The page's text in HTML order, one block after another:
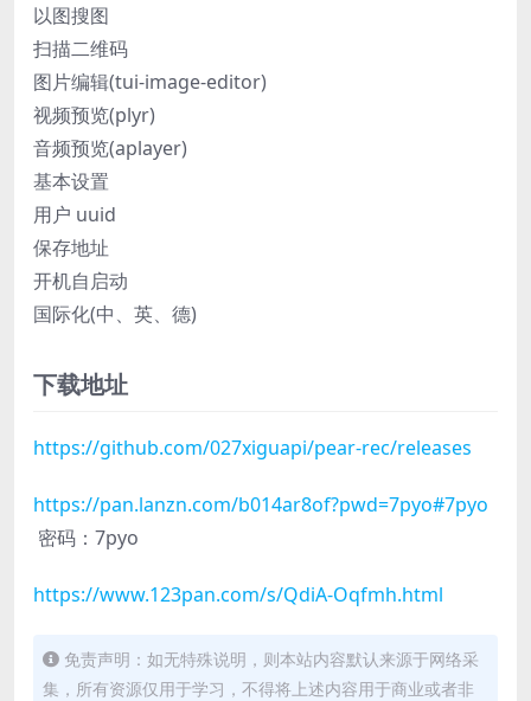
以图搜图
扫描二维码
图片编辑(tui-image-editor)
视频预览(plyr)
音频预览(aplayer)
基本设置
用户 uuid
保存地址
开机自启动
国际化(中、英、德)
下载地址
https://github.com/027xiguapi/pear-rec/releases
https://pan.lanzn.com/b014ar8of?pwd=7pyo#7pyo
密码：7pyo
https://www.123pan.com/s/QdiA-Oqfmh.html
免责声明：如无特殊说明，则本站内容默认来源于网络采
集，所有资源仅用于学习，不得将上述内容用于商业或者非